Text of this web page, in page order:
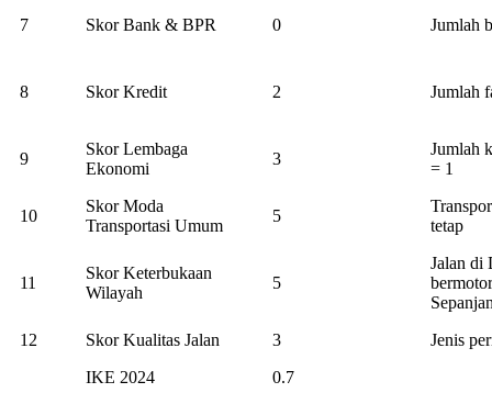
7 Skor Bank & BPR 0 Jumlah
8 Skor Kredit 2 Jumlah
9
Skor Lembaga
Ekonomi
3
Jumlah
= 1
10
Skor Moda
Transportasi Umum
5
tetap
11
Skor Keterbukaan
Wilayah
5
Jalan di
12
Skor Kualitas Jalan 3
Jenis
IKE 2024
0.7